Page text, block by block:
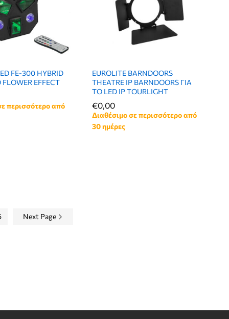
FE-300 HYBRID
FLOWER EFFECT
περισσότερο από
EUROLITE BARNDOORS
THEATRE IP BARNDOORS ΓΙΑ
ΤΟ LED IP TOURLIGHT
€0,00
€0,00
Διαθέσιμο σε περισσότερο από
30 ημέρες
Next Page